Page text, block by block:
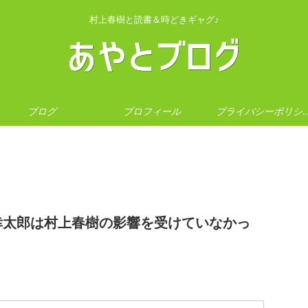
村上春樹と読書＆時どきギャグ♪
ブログ プロフィール プライバ
郎は村上春樹の影響を受けていなかっ